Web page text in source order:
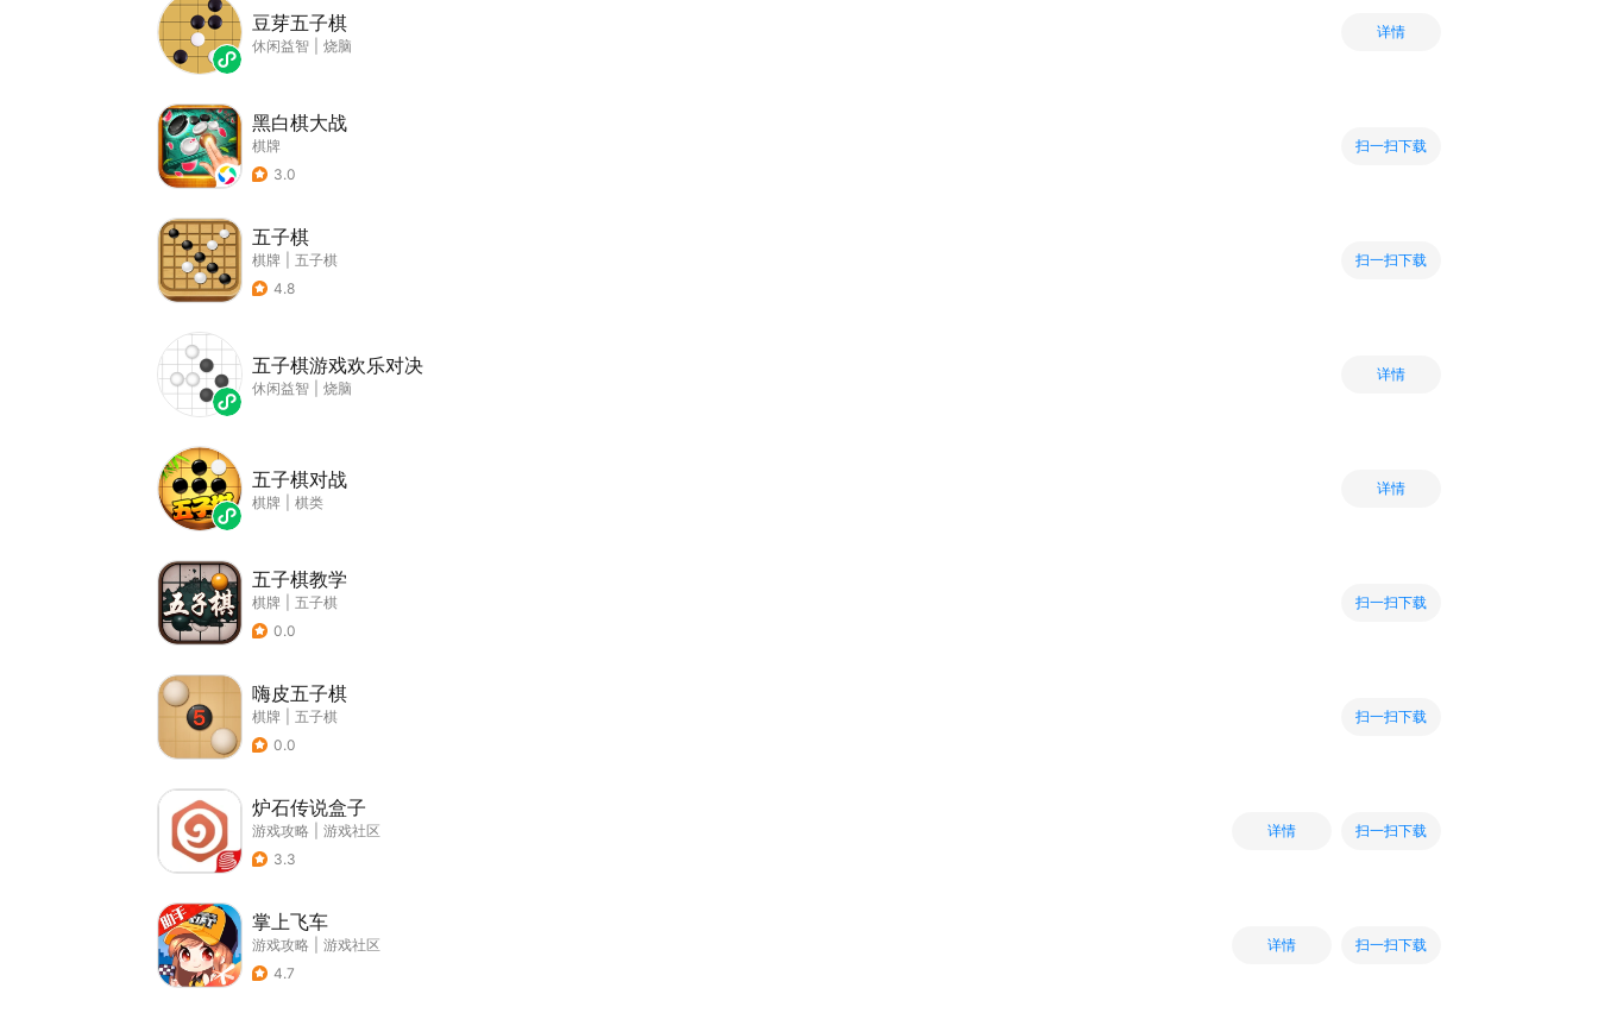
豆芽五子棋
休闲益智 烧脑
详情
黑白棋大战
棋牌
3.0
扫一扫下载
五子棋
棋牌
五子棋
4.8
扫一扫下载
五子棋游戏欢乐对决
休闲益智 烧脑
详情
五子棋对战
棋牌 棋类
详情
五子棋教学
棋牌
五子棋
0.0
扫一扫下载
嗨皮五子棋
棋牌
五子棋
0.0
扫一扫下载
炉石传说盒子
游戏攻略
游戏社区
3.3
详情 扫一扫下载
掌上飞车
游戏攻略
游戏社区
4.7
详情 扫一扫下载